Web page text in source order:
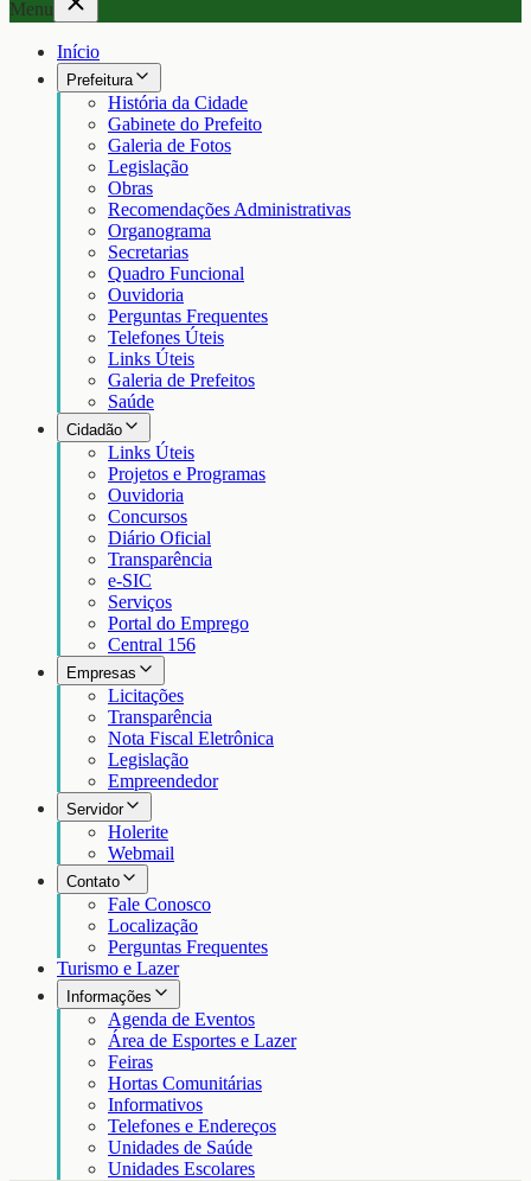
Menu
Início
Prefeitura
História da Cidade
Gabinete do Prefeito
Galeria de Fotos
Legislação
Obras
Recomendações Administrativas
Organograma
Secretarias
Quadro Funcional
Ouvidoria
Perguntas Frequentes
Telefones Úteis
Links Úteis
Galeria de Prefeitos
Saúde
Cidadão
Links Úteis
Projetos e Programas
Ouvidoria
Concursos
Diário Oficial
Transparência
e-SIC
Serviços
Portal do Emprego
Central 156
Empresas
Licitações
Transparência
Nota Fiscal Eletrônica
Legislação
Empreendedor
Servidor
Holerite
Webmail
Contato
Fale Conosco
Localização
Perguntas Frequentes
Turismo e Lazer
Informações
Agenda de Eventos
Área de Esportes e Lazer
Feiras
Hortas Comunitárias
Informativos
Telefones e Endereços
Unidades de Saúde
Unidades Escolares